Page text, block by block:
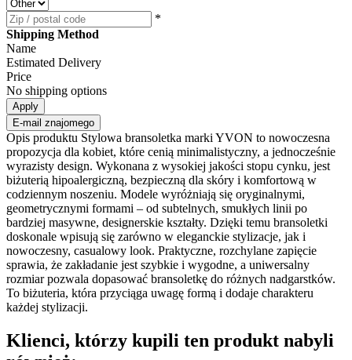
*
Shipping Method
Name
Estimated Delivery
Price
No shipping options
Apply
E-mail znajomego
Opis produktu Stylowa bransoletka marki YVON to nowoczesna
propozycja dla kobiet, które cenią minimalistyczny, a jednocześnie
wyrazisty design. Wykonana z wysokiej jakości stopu cynku, jest
biżuterią hipoalergiczną, bezpieczną dla skóry i komfortową w
codziennym noszeniu. Modele wyróżniają się oryginalnymi,
geometrycznymi formami – od subtelnych, smukłych linii po
bardziej masywne, designerskie kształty. Dzięki temu bransoletki
doskonale wpisują się zarówno w eleganckie stylizacje, jak i
nowoczesny, casualowy look. Praktyczne, rozchylane zapięcie
sprawia, że zakładanie jest szybkie i wygodne, a uniwersalny
rozmiar pozwala dopasować bransoletkę do różnych nadgarstków.
To biżuteria, która przyciąga uwagę formą i dodaje charakteru
każdej stylizacji.
Klienci, którzy kupili ten produkt nabyli